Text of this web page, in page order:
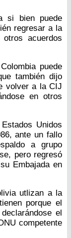
si bien puede
regresar a la
acuerdos
puede
también dijo
volver a la CIJ
en otros
Unidos
ante un fallo
a grupo
pero regresó
Embajada en
utlizan a la
porque el
el
competente